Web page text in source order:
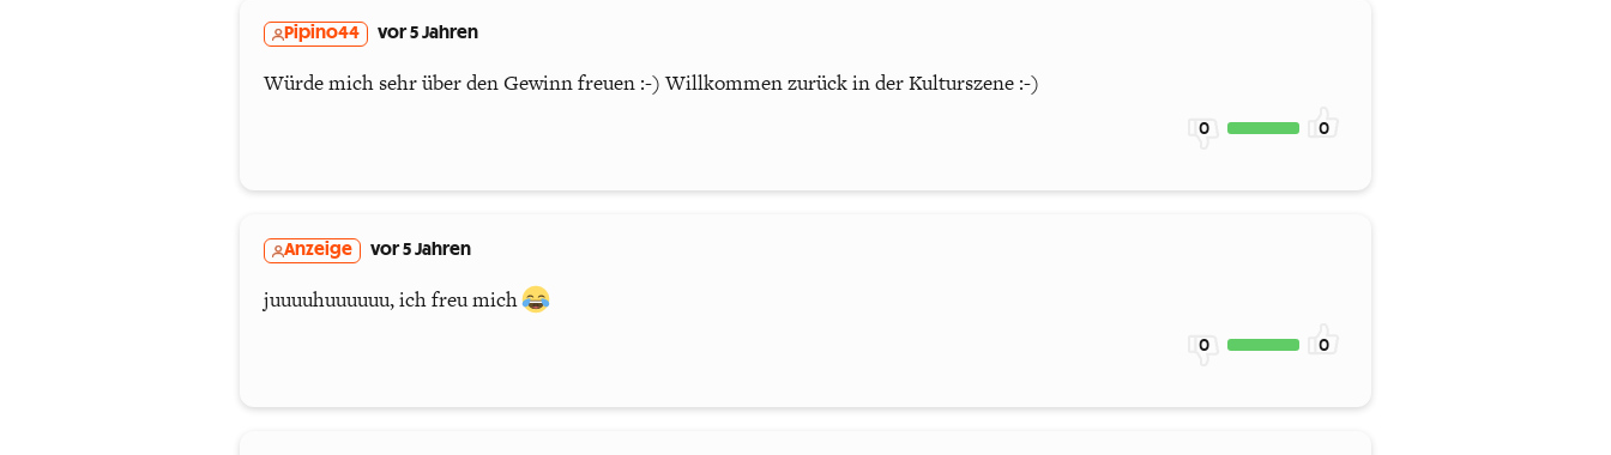
Pipino44 vor 5 Jahren
Würde mich sehr über den Gewinn freuen :-) Willkommen zurück in der Kulturszene :-)
0 0
Anzeige vor 5 Jahren
juuuuhuuuuuu, ich freu mich
0 0